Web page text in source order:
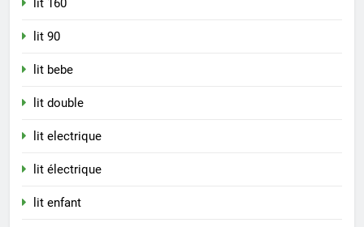
lit 160
lit 90
lit bebe
lit double
lit electrique
lit électrique
lit enfant